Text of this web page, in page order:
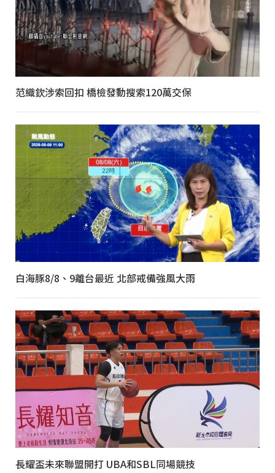
范織欽涉索回扣 橋檢發動搜索120萬交保
白海豚8/8、9離台最近 北部戒備強風大雨
長耀盃未來聯盟開打 UBA和SBL同場競技